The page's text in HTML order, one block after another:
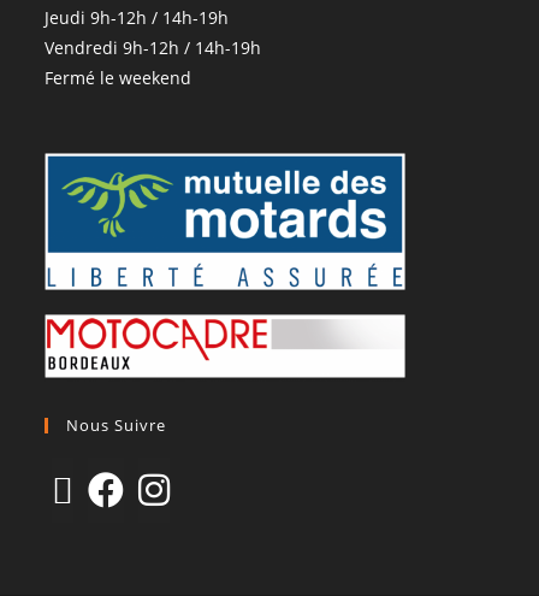
Jeudi 9h-12h / 14h-19h
Vendredi 9h-12h / 14h-19h
Fermé le weekend
Nous Suivre